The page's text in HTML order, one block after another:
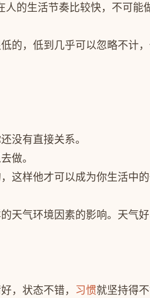
人的生活节奏比较快，不可能
的，低到几乎可以忽略不计
没有直接关系。
做。
这样他才可以成为你生活中
天气环境因素的影响。天气
，状态不错， 习惯就坚持得